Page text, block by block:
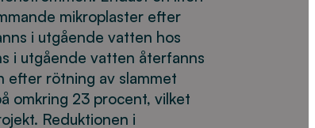
mikroplaster efter
i utgående vatten hos
i utgående vatten återfanns
efter rötning av slammet
omkring 23 procent, vilket
Reduktionen i